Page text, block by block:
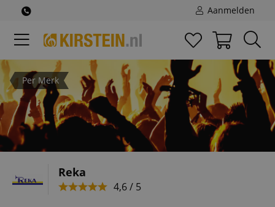
Aanmelden
Per Merk
Reka
4,6 / 5